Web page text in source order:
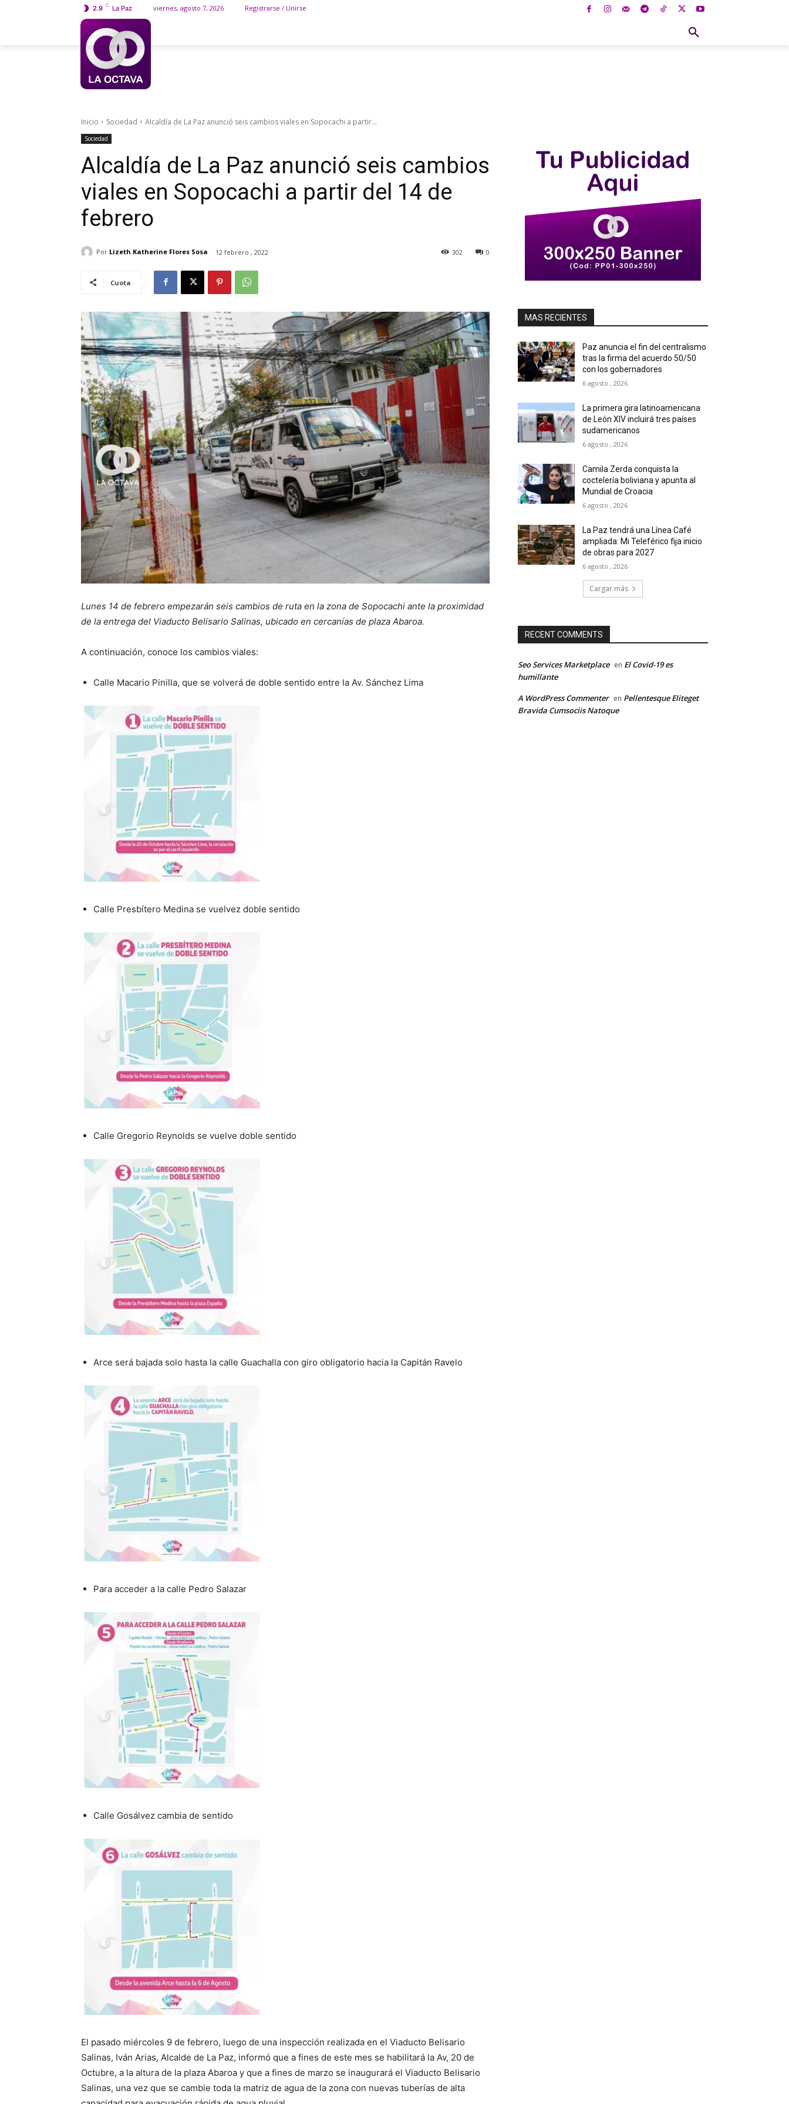
2.9 C La Paz viernes, agosto 7, 2026 Registrarse / Unirse
Inicio Sociedad Alcaldía de La Paz anunció seis cambios viales en Sopocachi a partir...
Sociedad
Alcaldía de La Paz anunció seis cambios
viales en Sopocachi a partir del 14 de
febrero
Por Lizeth Katherine Flores Sosa 12 febrero , 2022 0
302
Cuota
Lunes 14 de febrero empezarán seis cambios de ruta en la zona de Sopocachi ante la proximidad
de la entrega del Viaducto Belisario Salinas, ubicado en cercanías de plaza Abaroa.
A continuación, conoce los cambios viales:
Calle Macario Pinilla, que se volverá de doble sentido entre la Av. Sánchez Lima
Calle Presbítero Medina se vuelvez doble sentido
Calle Gregorio Reynolds se vuelve doble sentido
Arce será bajada solo hasta la calle Guachalla con giro obligatorio hacia la Capitán Ravelo
Para acceder a la calle Pedro Salazar
Calle Gosálvez cambia de sentido
El pasado miércoles 9 de febrero, luego de una inspección realizada en el Viaducto Belisario
Salinas, Iván Arias, Alcalde de La Paz, informó que a fines de este mes se habilitará la Av, 20 de
Octubre, a la altura de la plaza Abaroa y que a fines de marzo se inaugurará el Viaducto Belisario
Salinas, una vez que se cambie toda la matriz de agua de la zona con nuevas tuberías de alta
MAS RECIENTES
Paz anuncia el fin del centralismo
tras la firma del acuerdo 50/50
con los gobernadores
6 agosto , 2026
La primera gira latinoamericana
de León XIV incluirá tres países
sudamericanos
6 agosto , 2026
Camila Zerda conquista la
coctelería boliviana y apunta al
Mundial de Croacia
6 agosto , 2026
La Paz tendrá una Línea Café
ampliada: Mi Teleférico fija inicio
de obras para 2027
6 agosto , 2026
Cargar más
RECENT COMMENTS
Seo Services Marketplace en El Covid-19 es
humillante
A WordPress Commenter en Pellentesque Eliteget
Bravida Cumsociis Natoque